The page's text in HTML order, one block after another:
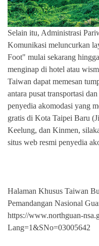
Selain itu, Administrasi
Komunikasi meluncurkan
Foot" mulai sekarang
menginap di hotel atau
Taiwan dapat memesan
antara pusat transportasi
penyedia akomodasi yang
gratis di Kota Taipei Baru
Keelung, dan Kinmen,
situs web resmi penyedia
Halaman Khusus Taiwan
Pemandangan Nasional
https://www.northguan-
Lang=1&SNo=03005642